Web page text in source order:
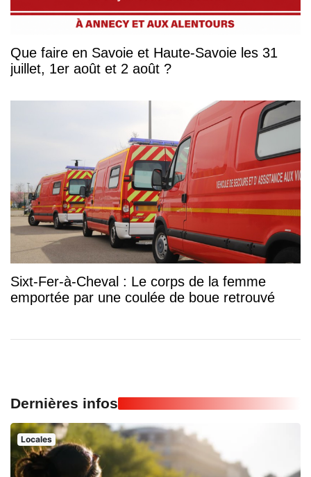
Que faire en Savoie et Haute-Savoie les 31
juillet, 1er août et 2 août ?
Sixt-Fer-à-Cheval : Le corps de la femme
emportée par une coulée de boue retrouvé
Dernières infos
Locales